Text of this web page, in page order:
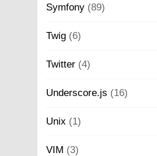
Symfony (89)
Twig (6)
Twitter (4)
Underscore.js (16)
Unix (1)
VIM (3)